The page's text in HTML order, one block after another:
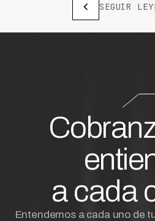
SEGUIR
a cada
Entendemos a cada uno de